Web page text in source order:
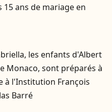
ans de mariage en
les enfants d'Albert
Monaco, sont préparés à
à l'Institution François
Barré